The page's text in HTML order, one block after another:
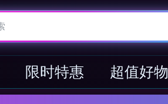
限时特惠 超值好物